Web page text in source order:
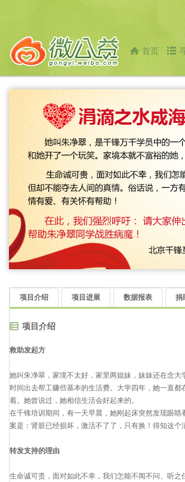
首页
项目介绍 项目进展 数据报表 捐
项目介绍
救助发起方
她叫朱净翠，家境不太好，家里两姐妹，妹妹还在念
时间出去帮工赚些基本的生活费。大学四年，她一直
着。她曾说过，她相信生活会好起来的。
在千锋培训期间，有一天早晨，她刚起床突然发现眼
案是：肾脏已经损坏，激活不了了，只有换！得知这个
转发支持的理由
生命诚可贵，面对如此不幸，我们怎能不闻不问、听